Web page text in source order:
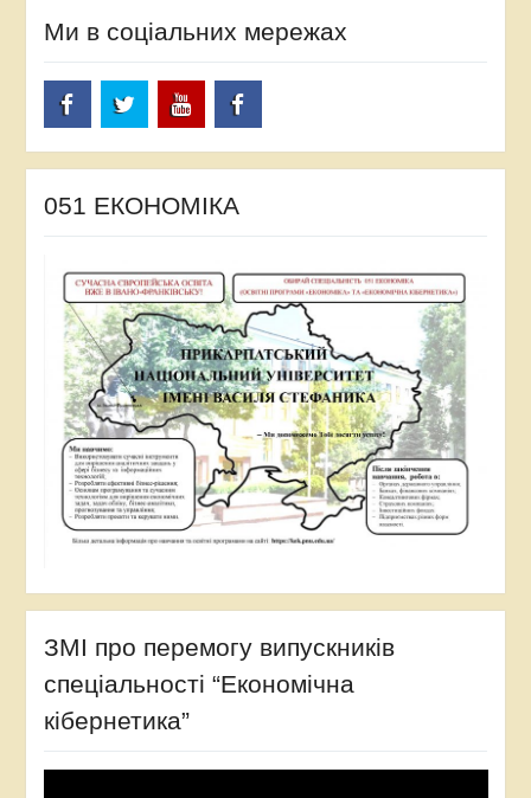
Ми в соціальних мережах
051 ЕКОНОМІКА
ЗМІ про перемогу випускників
спеціальності “Економічна
кібернетика”